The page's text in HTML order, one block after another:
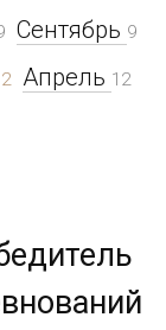
Сентябрь 9
Апрель 12